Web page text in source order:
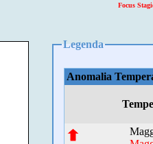
Focus
Legenda
Anomalia